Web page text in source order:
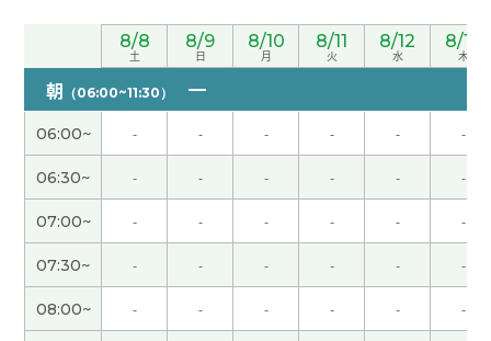
謝謝老師!!( 20代 男性 )
变异蜘蛛的电影…，我绝对不想看它（ ^ ^ ; 下次
见！！
不能～、看不到、看不了 のニュアンスの違いを教
えていただきました。今までもやもやしていた文法
ですが霧が晴れました！ところで中国語でこの様
な質問をするのは難しいですね。チャレンジしま
したが上手く質問できませんでした。太谢谢你！下
次见！
8/8
土
8/9
日
8/10
月
8/11
火
8/12
水
8/13
木
朝 （06:00~11:30）
06:00~ - - - - - -
06:30~ - - - - - -
07:00~ - - - - - -
07:30~ - - - - - -
08:00~ - - - - - -